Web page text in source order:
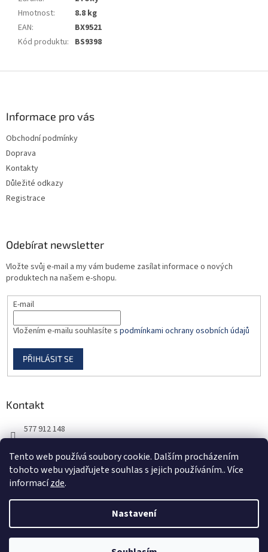
Tento web používá soubory cookie. Dalším procházením
tohoto webu vyjadřujete souhlas s jejich používáním.. Více
informacízde.
Nastavení
Hmotnost:
8.8 kg
EAN:
BX9521
Kód produktu: BS9398
Informace pro vás
Obchodní podmínky
Doprava
Kontakty
Důležité odkazy
Registrace
Odebírat newsletter
Vložte svůj e-mail a my vám budeme zasílat informace o nových
produktech na našem e-shopu.
E-mail
Vložením e-mailu souhlasíte s podmínkami ochrany osobních údajů
PŘIHLÁSIT SE
Kontakt
577 912 148
Vytvořil Shoptet